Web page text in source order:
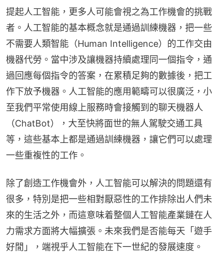
提起人工智能，更多人可能會視之為工作機會的挑戰
者。人工智能的基本概念就是通過訓練機器，把一些
不需要人類智能（Human Intelligence）的工作交由
機器代勞。當中涉及讓機器持續處理同一個指令，通
過回應每個指令的答案，在累積足夠的數據後，把工
作下放予機器。人工智能的應用範疇可以很廣泛，小
至我們平常使用線上服務時會接觸到的聊天機器人
（ChatBot），大至快將面世的無人駕駛交通工具
等，這些基本上都是通過訓練機器，讓它們可以處理
一些重複性的工作。
除了創造工作機會外，人工智能可以解決的問題還有
很多，特別是把一些相對厭惡性的工作排除出人們未
來的生活之外，而這意味着整個人工智能產業鏈在人
力需求方面將大幅擴張。未來我們是否能每天「遊手
好閒」，端視乎人工智能在下一世紀的發展速度。